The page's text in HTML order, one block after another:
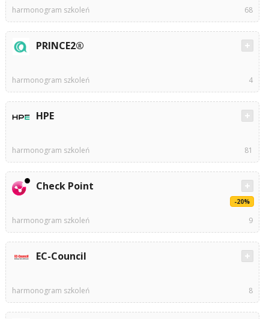
harmonogram szkoleń 68
PRINCE2®
harmonogram szkoleń 4
HPE
harmonogram szkoleń 81
Check Point
-20%
harmonogram szkoleń 9
EC-Council
harmonogram szkoleń 8